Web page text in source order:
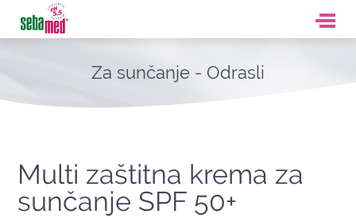
Za sunčanje - Odrasli
Multi zaštitna krema za
sunčanje SPF 50+